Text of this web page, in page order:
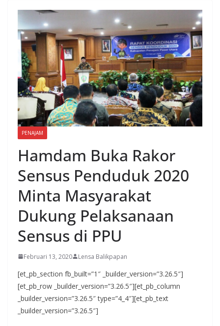
PENAJAM
Hamdam Buka Rakor
Sensus Penduduk 2020
Minta Masyarakat
Dukung Pelaksanaan
Sensus di PPU
Februari 13, 2020 Lensa Balikpapan
[et_pb_section fb_built=”1″ _builder_version=”3.26.5″]
[et_pb_row _builder_version=”3.26.5″][et_pb_column
_builder_version=”3.26.5″ type=”4_4″][et_pb_text
_builder_version=”3.26.5″]